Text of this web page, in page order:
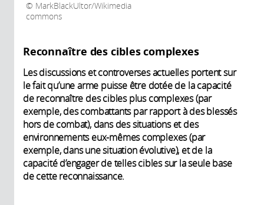
MarkBlackUltor/Wikimedia
commons
Reconnaître des cibles complexes
Les discussions et controverses actuelles portent sur
le fait qu’une arme puisse être dotée de la capacité
de reconnaître des cibles plus complexes (par
exemple, des combattants par rapport à des blessés
hors de combat), dans des situations et des
environnements eux-mêmes complexes (par
exemple, dans une situation évolutive), et de la
capacité d’engager de telles cibles sur la seule base
de cette reconnaissance.